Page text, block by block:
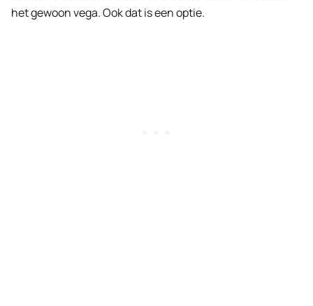
het gewoon vega. Ook dat is een optie.